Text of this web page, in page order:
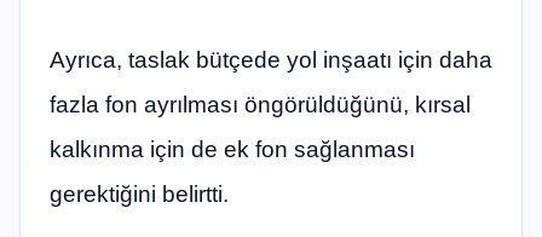
Ayrıca, taslak bütçede yol inşaatı için daha
fazla fon ayrılması öngörüldüğünü, kırsal
kalkınma için de ek fon sağlanması
gerektiğini belirtti.